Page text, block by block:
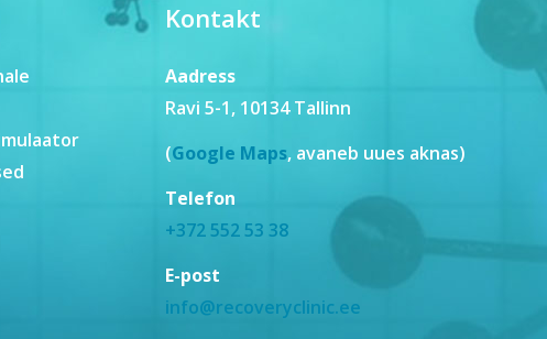
Kontakt
Aadress
Ravi 5-1, 10134 Tallinn
(Google Maps, avaneb uues aknas)
Telefon
+372 552 53 38
E-post
info@recoveryclinic.ee